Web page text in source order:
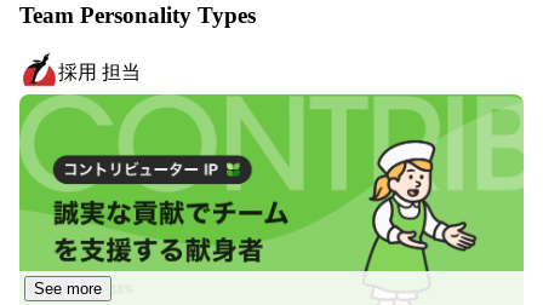
業間取引の利便性向上に貢献する事業を展開しています。
2014年よりBtoB受発注プラットフォーム「アイミツ」を
開始し、1年半で単月黒字化を達成。設立から7年間の自
己資本による経営を経て、2019年6月シリーズAとして初
の資金調達を実施。
これまでの累計資金調達金額は46億円を突破。IPOに向け
て準備を進めています。2022年には第4回日本サービス大
賞 優秀賞を受賞（主催：公益財団法人日本生産性本部、
後援：経済産業省）
Team Personality Types
採用 担当
See more